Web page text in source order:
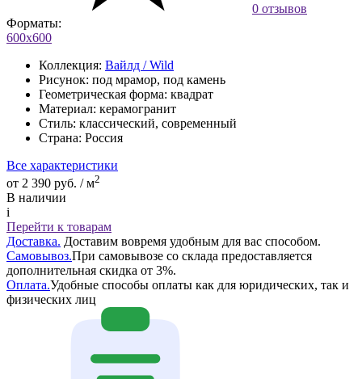
0 отзывов
Форматы:
600х600
Коллекция: Вайлд / Wild
Рисунок: под мрамор, под камень
Геометрическая форма: квадрат
Материал: керамогранит
Стиль: классический, современный
Страна: Россия
Все характеристики
от 2 390 руб. / м2
В наличии
i
Перейти к товарам
Доставка. Доставим вовремя удобным для вас способом.
Самовывоз.При самовывозе со склада предоставляется
дополнительная скидка от 3%.
Оплата.Удобные способы оплаты как для юридических, так и
физических лиц